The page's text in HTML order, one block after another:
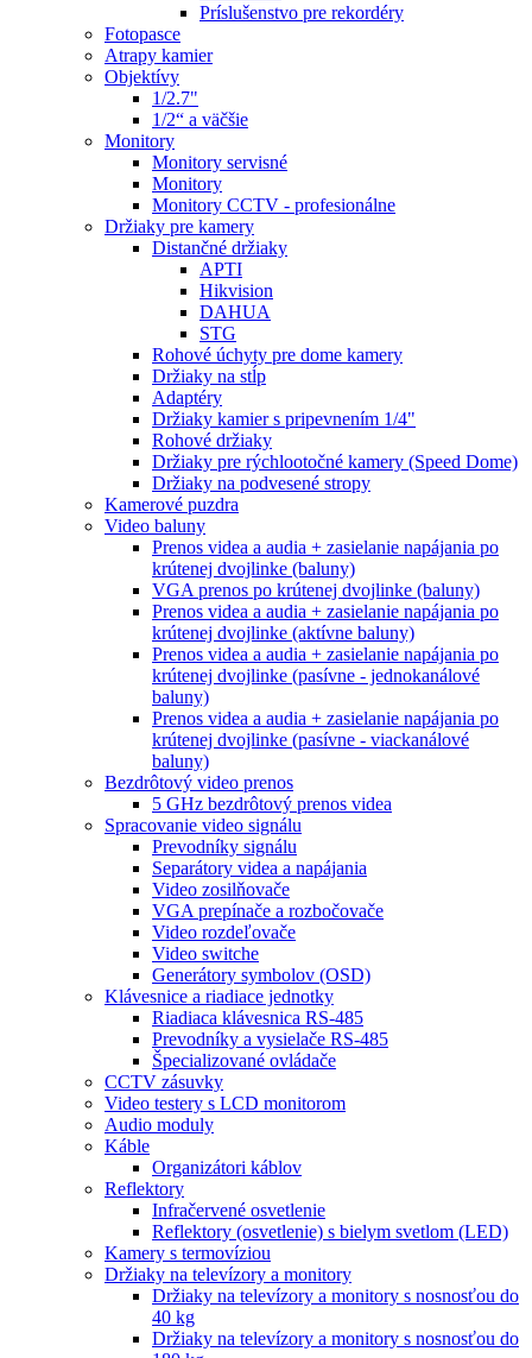
Príslušenstvo pre rekordéry
Fotopasce
Atrapy kamier
Objektívy
1/2.7"
1/2“ a väčšie
Monitory
Monitory servisné
Monitory
Monitory CCTV - profesionálne
Držiaky pre kamery
Distančné držiaky
APTI
Hikvision
DAHUA
STG
Rohové úchyty pre dome kamery
Držiaky na stĺp
Adaptéry
Držiaky kamier s pripevnením 1/4"
Rohové držiaky
Držiaky pre rýchlootočné kamery (Speed Dome)
Držiaky na podvesené stropy
Kamerové puzdra
Video baluny
Prenos videa a audia + zasielanie napájania po
krútenej dvojlinke (baluny)
VGA prenos po krútenej dvojlinke (baluny)
Prenos videa a audia + zasielanie napájania po
krútenej dvojlinke (aktívne baluny)
Prenos videa a audia + zasielanie napájania po
krútenej dvojlinke (pasívne - jednokanálové
baluny)
Prenos videa a audia + zasielanie napájania po
krútenej dvojlinke (pasívne - viackanálové
baluny)
Bezdrôtový video prenos
5 GHz bezdrôtový prenos videa
Spracovanie video signálu
Prevodníky signálu
Separátory videa a napájania
Video zosilňovače
VGA prepínače a rozbočovače
Video rozdeľovače
Video switche
Generátory symbolov (OSD)
Klávesnice a riadiace jednotky
Riadiaca klávesnica RS-485
Prevodníky a vysielače RS-485
Špecializované ovládače
CCTV zásuvky
Video testery s LCD monitorom
Audio moduly
Káble
Organizátori káblov
Reflektory
Infračervené osvetlenie
Reflektory (osvetlenie) s bielym svetlom (LED)
Kamery s termovíziou
Držiaky na televízory a monitory
Držiaky na televízory a monitory s nosnosťou do
40 kg
Držiaky na televízory a monitory s nosnosťou do